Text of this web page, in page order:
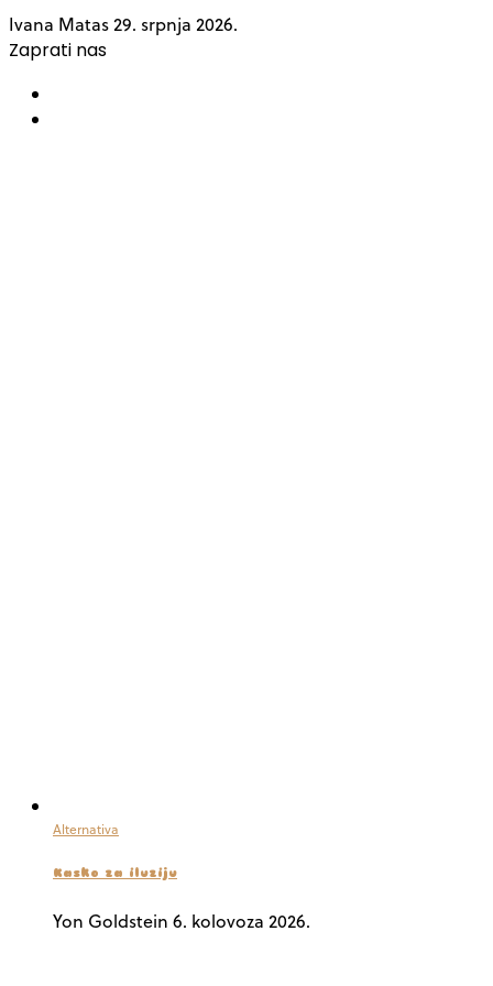
Ivana Matas29. srpnja 2026.
Zaprati nas
Alternativa
Kasko za iluziju
Yon Goldstein 6. kolovoza 2026.